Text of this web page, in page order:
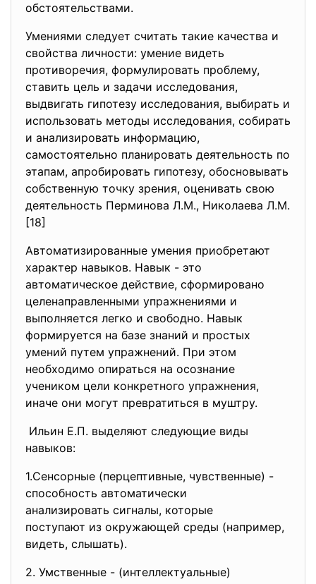
обстоятельствами.
Умениями следует считать такие качества и
свойства личности: умение видеть
противоречия, формулировать проблему,
ставить цель и задачи исследования,
выдвигать гипотезу исследования, выбирать и
использовать методы исследования, собирать
и анализировать информацию,
самостоятельно планировать деятельность по
этапам, апробировать гипотезу, обосновывать
собственную точку зрения, оценивать свою
деятельность Перминова Л.М., Николаева Л.М.
[18]
Автоматизированные умения приобретают
характер навыков. Навык - это
автоматическое действие, сформировано
целенаправленными упражнениями и
выполняется легко и свободно. Навык
формируется на базе знаний и простых
умений путем упражнений. При этом
необходимо опираться на осознание
учеником цели конкретного упражнения,
иначе они могут превратиться в муштру.
Ильин Е.П. выделяют следующие виды
навыков:
1.Сенсорные (перцептивные, чувственные) -
способность автоматически
анализировать сигналы, которые
поступают из окружающей среды (например,
видеть, слышать).
2. Умственные - (интеллектуальные)